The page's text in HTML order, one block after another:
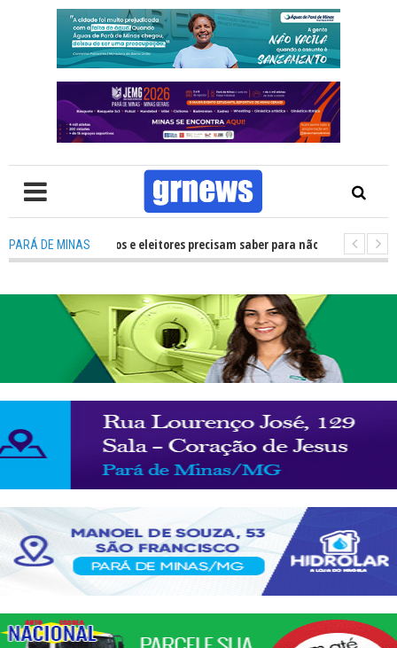
PARÁ DE MINAS
O que candidatos e eleitores precisam saber para não ter problemas nas